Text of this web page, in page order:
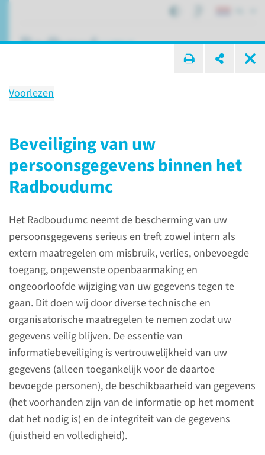
Voorlezen
Beveiliging van uw
persoonsgegevens binnen het
Radboudumc
Het Radboudumc neemt de bescherming van uw
persoonsgegevens serieus en treft zowel intern als
extern maatregelen om misbruik, verlies, onbevoegde
toegang, ongewenste openbaarmaking en
ongeoorloofde wijziging van uw gegevens tegen te
gaan. Dit doen wij door diverse technische en
organisatorische maatregelen te nemen zodat uw
gegevens veilig blijven. De essentie van
informatiebeveiliging is vertrouwelijkheid van uw
gegevens (alleen toegankelijk voor de daartoe
bevoegde personen), de beschikbaarheid van gegevens
(het voorhanden zijn van de informatie op het moment
dat het nodig is) en de integriteit van de gegevens
(juistheid en volledigheid).
Patiëntenzorg Rechten en plichten Privacy
Over privacy
Het Radboudumc respecteert
uw privacy en draagt er zorg
voor dat uw persoonlijke
gegevens altijd vertrouwelijk en
in overeenstemming met de
privacywetgeving worden
behandeld. We streven er naar
om de privacy van patiënten,
bezoekers en medewerkers zo
goed mogelijk te waarborgen.